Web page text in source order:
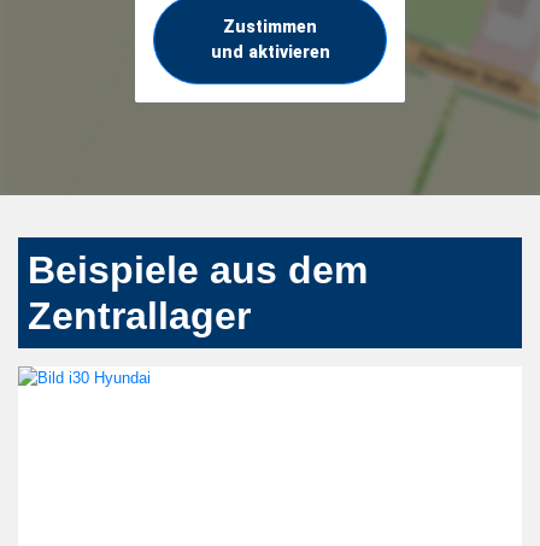
Zustimmen
und aktivieren
Beispiele aus dem
Zentrallager